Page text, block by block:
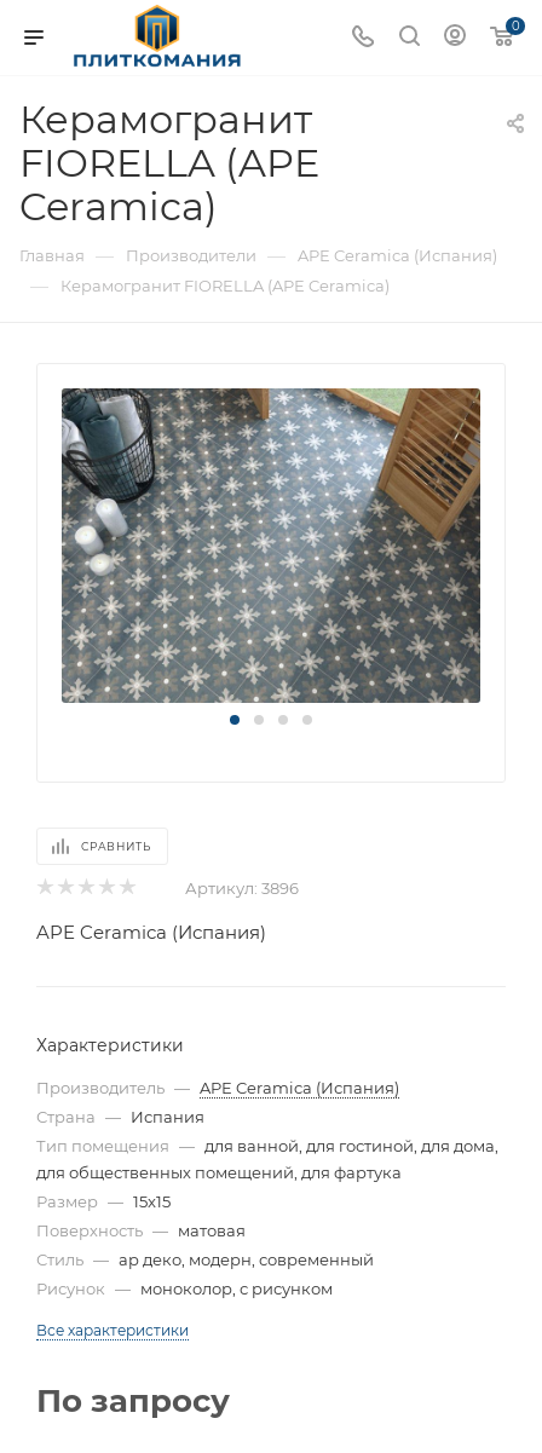
0
Керамогранит
FIORELLA (APE
Ceramica)
Главная — Производители — APE Ceramica (Испания)
— Керамогранит FIORELLA (APE Ceramica)
СРАВНИТЬ
Артикул: 3896
APE Ceramica (Испания)
Характеристики
Производитель — APE Ceramica (Испания)
Страна — Испания
Тип помещения — для ванной, для гостиной, для дома,
для общественных помещений, для фартука
Размер — 15x15
Поверхность — матовая
Стиль — ар деко, модерн, современный
Рисунок — моноколор, с рисунком
Все характеристики
По запросу